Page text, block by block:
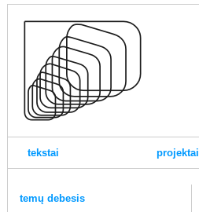
tekstai projektai
temų debesis